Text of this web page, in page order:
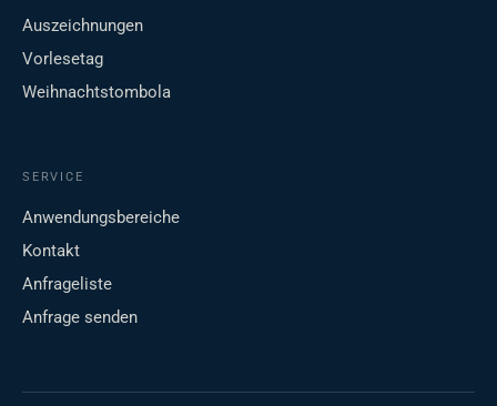
Auszeichnungen
Vorlesetag
Weihnachtstombola
SERVICE
Anwendungsbereiche
Kontakt
Anfrageliste
Anfrage senden